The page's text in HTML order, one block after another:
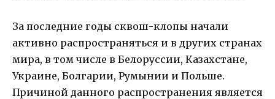
За последние годы сквош-клопы начали
активно распространяться и в других странах
мира, в том числе в Белоруссии, Казахстане,
Украине, Болгарии, Румынии и Польше.
Причиной данного распространения является